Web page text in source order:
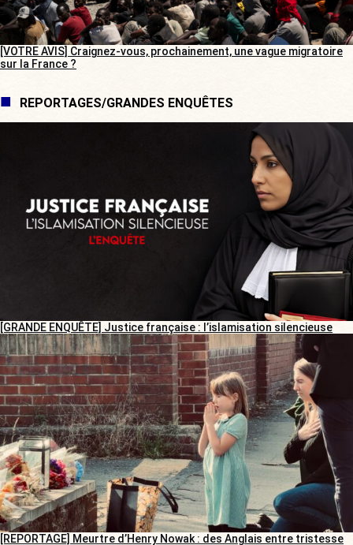
[VOTRE AVIS] Craignez-vous, prochainement, une vague migratoire
sur la France ?
REPORTAGES/GRANDES ENQUÊTES
[GRANDE ENQUÊTE] Justice française : l’islamisation silencieuse
[REPORTAGE] Meurtre d’Henry Nowak : des Anglais entre tristesse